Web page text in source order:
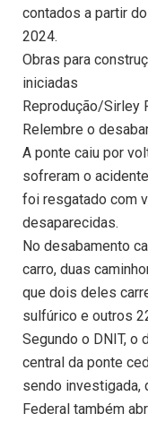
contados a partir
2024.
Obras para
iniciadas
Reprodução/Sirley
Relembre o
A ponte caiu por
sofreram o
foi resgatado com
desaparecidas.
No desabamento
carro, duas
que dois deles
sulfúrico e outros
Segundo o DNIT, o
central da ponte
sendo investigada,
Federal também